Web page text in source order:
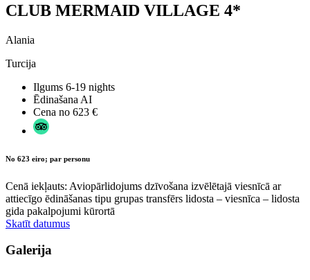
CLUB MERMAID VILLAGE 4*
Alania
Turcija
Ilgums 6-19 nights
Ēdinašana AI
Cena no 623 €
No 623 eiro; par personu
Cenā iekļauts: Aviopārlidojums dzīvošana izvēlētajā viesnīcā ar
attiecīgo ēdināšanas tipu grupas transfērs lidosta – viesnīca – lidosta
gida pakalpojumi kūrortā
Skatīt datumus
Galerija